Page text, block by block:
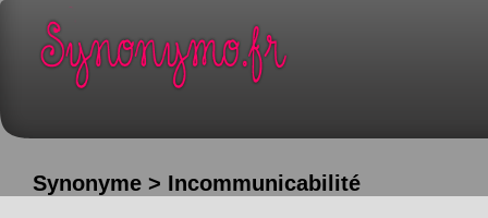
Synonyme > Incommunicabilité